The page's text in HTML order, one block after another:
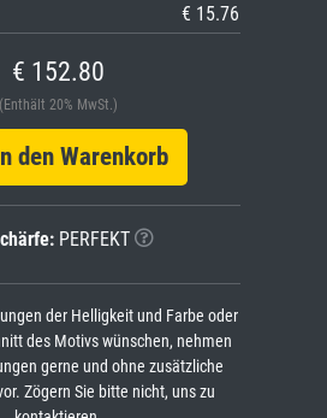
€ 15.76
€ 152.80
(Enthält 20% MwSt.)
Warenkorb
PERFEKT
der Helligkeit und Farbe oder
des Motivs wünschen, nehmen
gerne und ohne zusätzliche
Zögern Sie bitte nicht, uns zu